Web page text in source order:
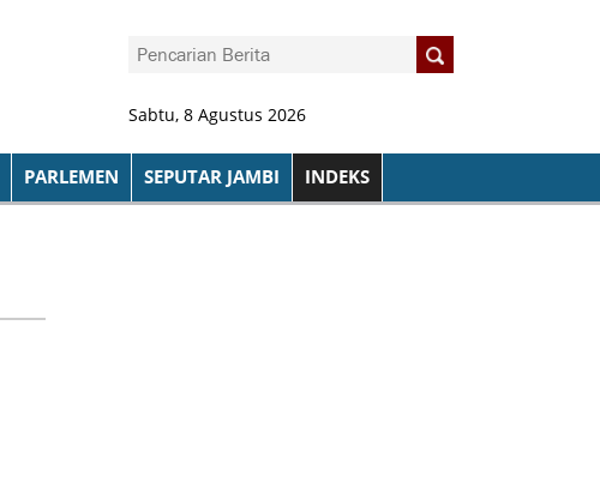
Sabtu, 8 Agustus 2026
PARLEMEN SEPUTAR JAMBI INDEKS